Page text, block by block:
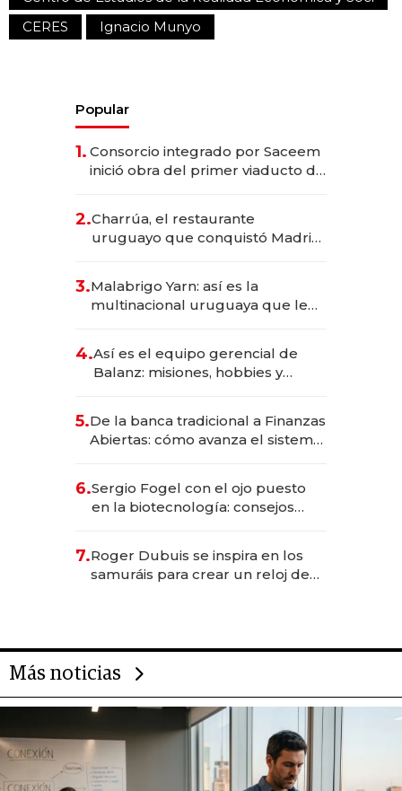
CERES
Ignacio Munyo
Popular
1. Consorcio integrado por Saceem
inició obra del primer viaducto de
millones
2.Charrúa, el restaurante
uruguayo que conquistó Madrid:
anticipación y prepara apertura
3.Malabrigo Yarn: así es la
multinacional uruguaya que le
4.Así es el equipo gerencial de
Balanz: misiones, hobbies y
5.De la banca tradicional a Finanzas
Abiertas: cómo avanza el sistema
6.Sergio Fogel con el ojo puesto
en la biotecnología: consejos
rol de la IA
7.Roger Dubuis se inspira en los
samuráis para crear un reloj de
Más noticias